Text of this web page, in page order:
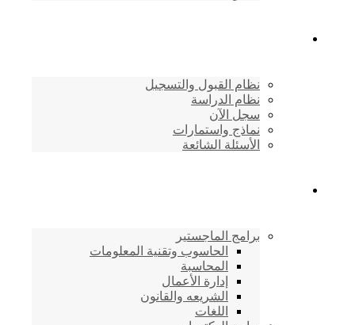
القبول والتسجيل
نظام القبول والتسجيل
نظام الدراسة
سجل الآن
نماذج واستمارات
الأسئلة الشائعة
برامج الأكاديمية
برامج الماجستير
الحاسوب وتقنية المعلومات
المحاسبة
إدارة الأعمال
الشريعه والقانون